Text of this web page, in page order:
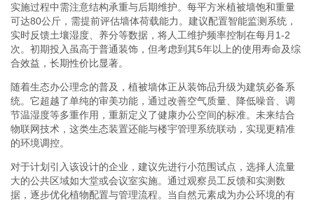
实施过程中需注意结构承重与后期维护。每平方米植被墙饱和重量
可达80公斤，需提前评估墙体荷载能力。建议配置智能监测系统，
实时反馈土壤湿度、养分等数据，将人工维护频率控制在每月1-2
次。初期投入虽高于普通装饰，但考虑到其5年以上的使用寿命及综
合效益，长期性价比显著。
随着生态办公理念的普及，植被墙体正从装饰品升级为建筑必备系
统。它超越了单纯的审美功能，通过改善空气质量、降低噪音、调
节温湿度等多重作用，重新定义了健康办公空间的标准。未来结合
物联网技术，这类生态装置还能与楼宇管理系统联动，实现更精准
的环境调控。
对于计划引入该设计的企业，建议先进行小范围试点，选择人流量
大的公共区域如大堂或会议室实施。通过观察员工反馈和实测数
据，逐步优化植物配置与管理流程。当自然元素成为办公环境的有